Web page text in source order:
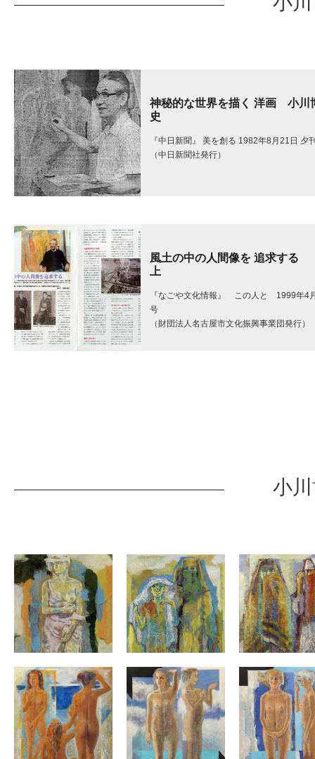
神秘的な世界を描く 洋画 小川
史
『中日新聞』 美を創る 1982年8月21日 夕
（中日新聞社発行）
風土の中の人間像を 追求す
上
『なごや文化情報』 この人と 1999年4
号
（財団法人名古屋市文化振興事業団発行）
小